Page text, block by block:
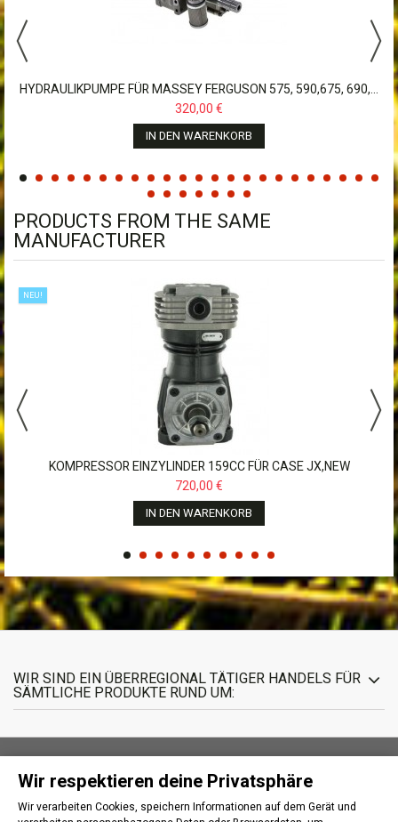
HYDRAULIKPUMPE FÜR MASSEY FERGUSON 575, 590,675, 690,...
320,00 €
IN DEN WARENKORB
PRODUCTS FROM THE SAME
MANUFACTURER
NEU!
KOMPRESSOR EINZYLINDER 159CC FÜR CASE JX,NEW
HOLLAND,JOHN...
720,00 €
IN DEN WARENKORB
WIR SIND EIN ÜBERREGIONAL TÄTIGER HANDELS FÜR
SÄMTLICHE PRODUKTE RUND UM:
INFORMATIONEN
Wir respektieren deine Privatsphäre
Wir verarbeiten Cookies, speichern Informationen auf dem Gerät und